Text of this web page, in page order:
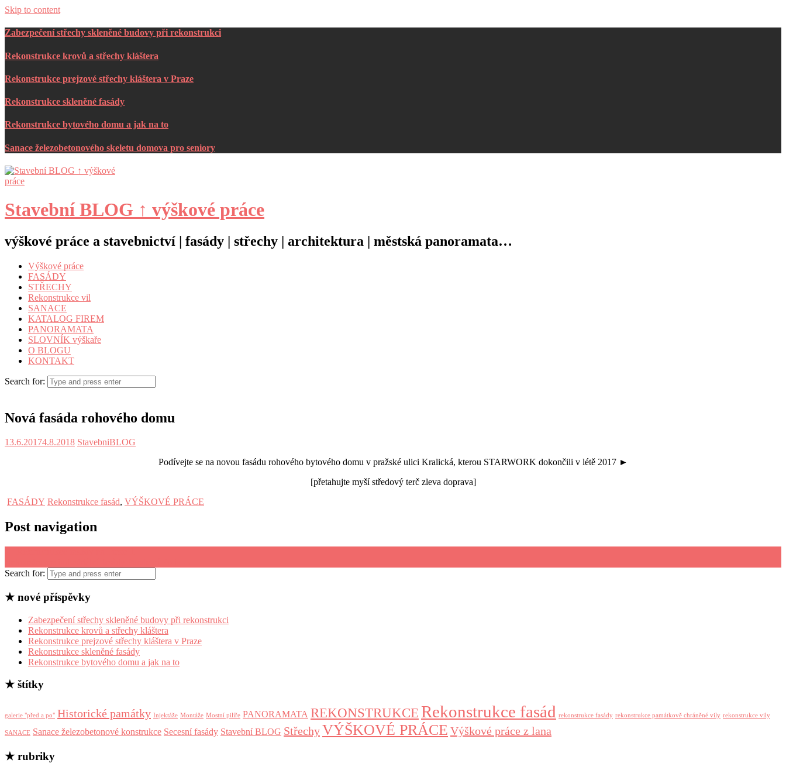
Skip to content
Zabezpečení střechy skleněné budovy při rekonstrukci
Rekonstrukce krovů a střechy kláštera
Rekonstrukce prejzové střechy kláštera v Praze
Rekonstrukce skleněné fasády
Rekonstrukce bytového domu a jak na to
Sanace železobetonového skeletu domova pro seniory
Stavební BLOG ↑ výškové práce
výškové práce a stavebnictví | fasády | střechy | architektura | městská panoramata…
Výškové práce
FASÁDY
STŘECHY
Rekonstrukce vil
SANACE
KATALOG FIREM
PANORAMATA
SLOVNÍK výškaře
O BLOGU
KONTAKT
Search for:
Nová fasáda rohového domu
13.6.20174.8.2018 StavebniBLOG
Podívejte se na novou fasádu rohového bytového domu v pražské ulici Kralická, kterou STARWORK dokončili v létě 2017 ►
[přetahujte myší středový terč zleva doprava]
FASÁDY Rekonstrukce fasád, VÝŠKOVÉ PRÁCE
Post navigation
Search for:
★ nové příspěvky
Zabezpečení střechy skleněné budovy při rekonstrukci
Rekonstrukce krovů a střechy kláštera
Rekonstrukce prejzové střechy kláštera v Praze
Rekonstrukce skleněné fasády
Rekonstrukce bytového domu a jak na to
★ štítky
galerie "před a po" Historické památky Injektáže Montáže Mostní pilíře PANORAMATA REKONSTRUKCE Rekonstrukce fasád rekonstrukce fasády rekonstrukce památkově chráněné vily rekonstrukce vily
SANACE Sanace železobetonové konstrukce Secesní fasády Stavební BLOG StřechyVÝŠKOVÉ PRÁCE Výškové práce z lana
★ rubriky